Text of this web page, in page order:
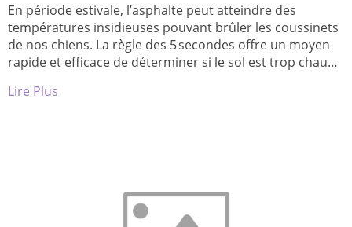
En période estivale, l’asphalte peut atteindre des
températures insidieuses pouvant brûler les coussinets
de nos chiens. La règle des 5 secondes offre un moyen
rapide et efficace de déterminer si le sol est trop chaud
la chaleur du sol Posez le dos de votre main sur […]
Lire Plus